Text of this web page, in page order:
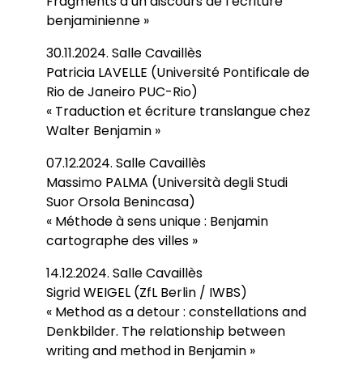
benjaminienne »
30.11.2024. Salle Cavaillès
Patricia LAVELLE (Université Pontificale de
Rio de Janeiro PUC-Rio)
« Traduction et écriture translangue chez
Walter Benjamin »
07.12.2024. Salle Cavaillès
Massimo PALMA (Università degli Studi
Suor Orsola Benincasa)
« Méthode à sens unique : Benjamin
cartographe des villes »
14.12.2024. Salle Cavaillès
Sigrid WEIGEL (ZfL Berlin / IWBS)
« Method as a detour : constellations and
Denkbilder. The relationship between
writing and method in Benjamin »